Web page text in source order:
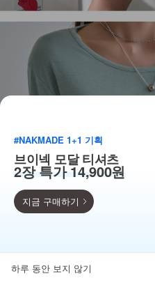
득템찬스
#NAKMADE 1+1 기획
브이넥 모달 티셔츠
2장 특가 14,900원
지금 구매하기
하루 동안 보지 않기
뒤로가기 카테고리